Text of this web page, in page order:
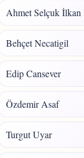
Ahmet Selçuk İlkan
Behçet Necatigil
Edip Cansever
Özdemir Asaf
Turgut Uyar